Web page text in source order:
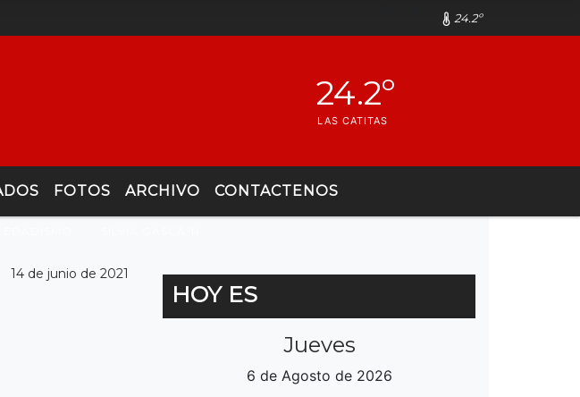
24.2º
24.2º
LAS CATITAS
FOTOS ARCHIVO CONTACTENOS
14 de junio de 2021
HOY ES
Jueves
6 de Agosto de 2026